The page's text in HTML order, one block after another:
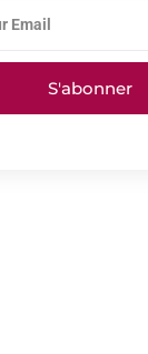
S'abonner